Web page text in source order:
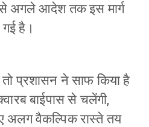
अगले आदेश तक इस मार्ग
गई है।
प्रशासन ने साफ किया है
बाईपास से चलेंगी,
अलग वैकल्पिक रास्ते तय